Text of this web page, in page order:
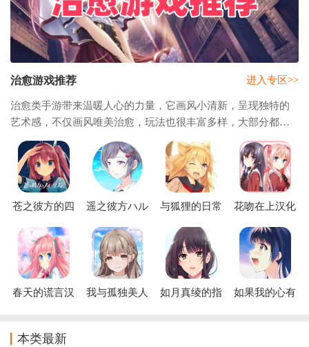
治愈游戏推荐
治愈类手游带来温暖人心的力量，它画风小清新，呈现独特的
艺术感，不仅画风唯美治愈，玩法也很丰富多样，大部分都是
以休闲为主，有些游戏操作难度不大，不以战斗玩法为主，没
有快节奏竞技，实时疏解、释放压力，同伙
进入专区>>
苍之彼方的四
文直装下载(あ
おかな)
遥之彼方ハル
载手机版
与狐狸的日常
花吻在上汉化
版(出会った頃
の思い出に)
春天的谎言汉
ルウソ下载
我与孤独美人
如月真绫的指
如果我的心有
本类最新